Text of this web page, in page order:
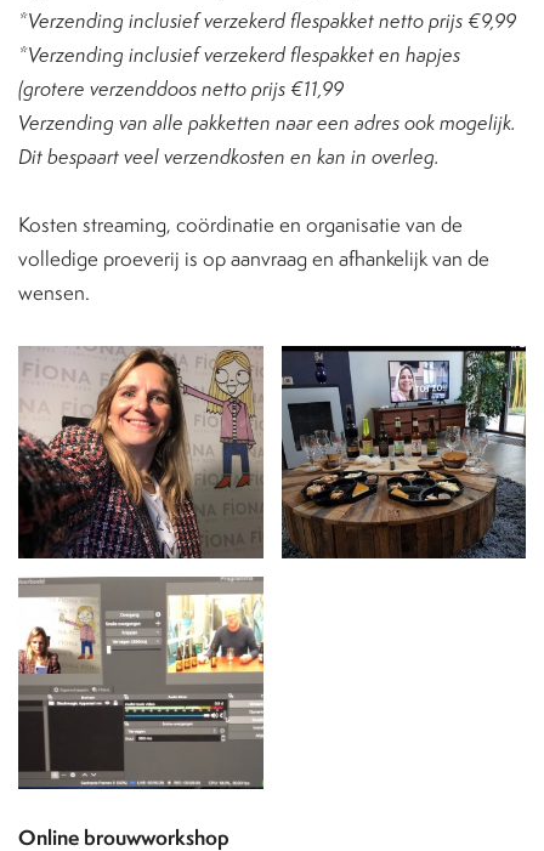
*Verzending inclusief verzekerd flespakket netto prijs €9,99
*Verzending inclusief verzekerd flespakket en hapjes
(grotere verzenddoos netto prijs €11,99
Verzending van alle pakketten naar een adres ook mogelijk.
Dit bespaart veel verzendkosten en kan in overleg.
Kosten streaming, coördinatie en organisatie van de
volledige proeverij is op aanvraag en afhankelijk van de
wensen.
Online brouwworkshop